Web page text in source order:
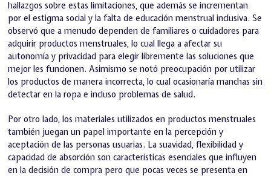
hallazgos sobre estas limitaciones, que además se incrementan
por el estigma social y la falta de educación menstrual inclusiva. Se
observó que a menudo dependen de familiares o cuidadores para
adquirir productos menstruales, lo cual llega a afectar su
autonomía y privacidad para elegir libremente las soluciones que
mejor les funcionen. Asimismo se notó preocupación por utilizar
los productos de manera incorrecta, lo cual ocasionaría manchas sin
detectar en la ropa e incluso problemas de salud.
Por otro lado, los materiales utilizados en productos menstruales
también juegan un papel importante en la percepción y
aceptación de las personas usuarias. La suavidad, flexibilidad y
capacidad de absorción son características esenciales que influyen
en la decisión de compra pero que pocas veces se presenta en